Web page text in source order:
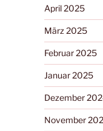
April 2025
März 2025
Februar 2025
Januar 2025
Dezember
November